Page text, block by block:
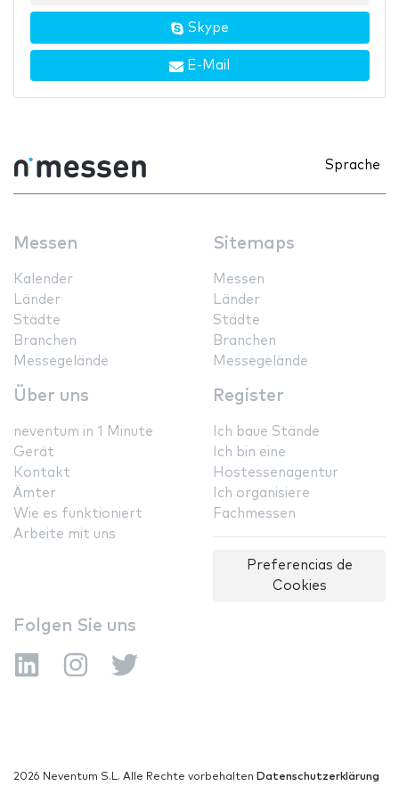
Skype
E-Mail
Sprache
Messen
Kalender
Länder
Städte
Branchen
Messegelände
Sitemaps
Messen
Länder
Städte
Branchen
Messegelände
Über uns
neventum in 1 Minute
Gerät
Kontakt
Ämter
Wie es funktioniert
Arbeite mit uns
Register
Ich baue Stände
Ich bin eine
Hostessenagentur
Ich organisiere
Fachmessen
Preferencias de
Cookies
Folgen Sie uns
2026 Neventum S.L. Alle Rechte vorbehalten Datenschutzerklärung